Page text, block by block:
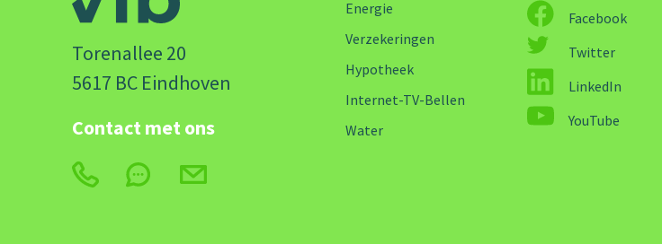
Torenallee 20
5617 BC Eindhoven
Contact met ons
Energie
Verzekeringen
Hypotheek
Internet-TV-Bellen
Water
Facebook
Twitter
LinkedIn
YouTube